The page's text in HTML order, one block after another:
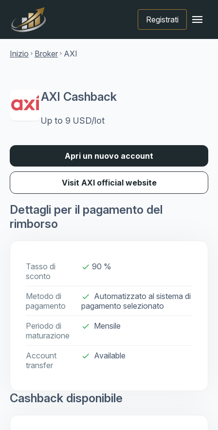
Registrati menu
Inizio chevron_right Broker chevron_right AXI
AXI Cashback
Up to 9 USD/lot
Apri un nuovo account
Visit AXI official website
Dettagli per il pagamento del
rimborso
Tasso di
sconto
done 90 %
Metodo di
pagamento
done
Automatizzato al sistema di
pagamento selezionato
Periodo di
maturazione
done Mensile
Account
transfer
check Available
Cashback disponibile